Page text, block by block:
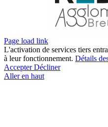
Page load link
L'activation de services tiers
à leur fonctionnement. Détails
AccepterDécliner
Aller en haut